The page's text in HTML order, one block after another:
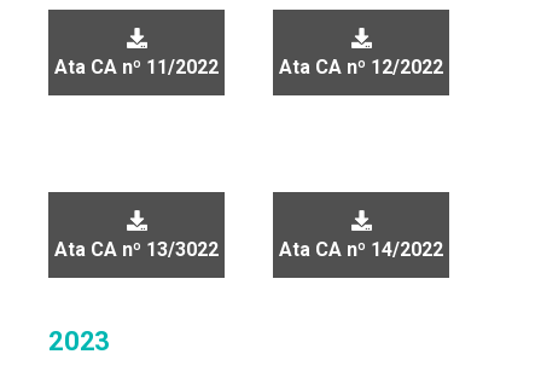
Ata CA nº 11/2022 Ata CA nº 12/2022
Ata CA nº 13/3022 Ata CA nº 14/2022
2023